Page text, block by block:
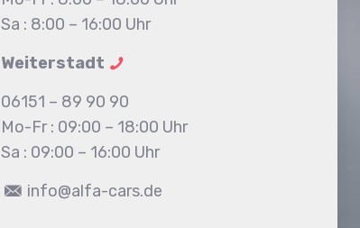
Sa : 8:00 – 16:00 Uhr
Weiterstadt
06151 – 89 90 90
Mo-Fr : 09:00 – 18:00 Uhr
Sa : 09:00 – 16:00 Uhr
info@alfa-cars.de